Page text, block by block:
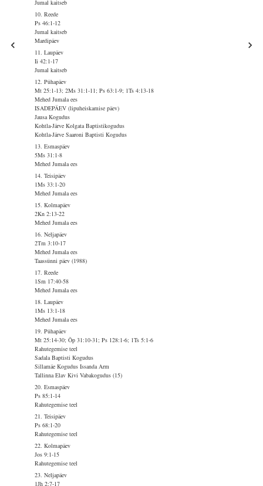
Jumal kaitseb
10. Reede
Ps 46:1-12
Jumal kaitseb
Mardipäev
11. Laupäev
Ii 42:1-17
Jumal kaitseb
12. Pühapäev
Mt 25:1-13; 2Ms 31:1-11; Ps 63:1-9; 1Ts 4:13-18
Mehed Jumala ees
ISADEPÄEV (lipuheiskamise päev)
Jausa Kogudus
Kohtla-Järve Kolgata Baptistikogudus
Kohtla-Järve Saaroni Baptisti Kogudus
13. Esmaspäev
5Ms 31:1-8
Mehed Jumala ees
14. Teisipäev
1Ms 33:1-20
Mehed Jumala ees
15. Kolmapäev
2Kn 2:13-22
Mehed Jumala ees
16. Neljapäev
2Tm 3:10-17
Mehed Jumala ees
Taassünni päev (1988)
17. Reede
1Sm 17:40-58
Mehed Jumala ees
18. Laupäev
1Ms 13:1-18
Mehed Jumala ees
19. Pühapäev
Mt 25:14-30; Õp 31:10-31; Ps 128:1-6; 1Ts 5:1-6
Rahutegemise teel
Sadala Baptisti Kogudus
Sillamäe Kogudus Issanda Arm
Tallinna Elav Kivi Vabakogudus (15)
20. Esmaspäev
Ps 85:1-14
Rahutegemise teel
21. Teisipäev
Ps 68:1-20
Rahutegemise teel
22. Kolmapäev
Jos 9:1-15
Rahutegemise teel
23. Neljapäev
1Jh 2:7-17